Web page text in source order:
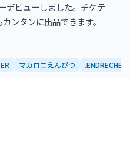
デビューしました。チケテ
ンタンに出品できます。
マカロニえんぴつ .ENDRECHERI.